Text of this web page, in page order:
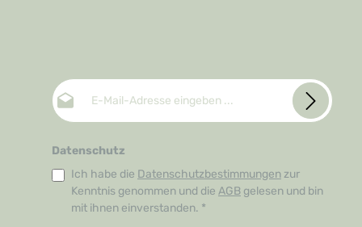
E-Mail-Adresse*
Datenschutz
Ich habe die Datenschutzbestimmungen zur
Kenntnis genommen und die AGB gelesen und bin
mit ihnen einverstanden. *